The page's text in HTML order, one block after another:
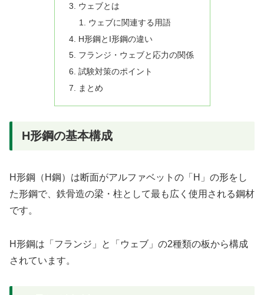
ウェブとは
ウェブに関連する用語
H形鋼とI形鋼の違い
フランジ・ウェブと応力の関係
試験対策のポイント
まとめ
H形鋼の基本構成
H形鋼（H鋼）は断面がアルファベットの「H」の形をし
た形鋼で、鉄骨造の梁・柱として最も広く使用される鋼材
です。
H形鋼は「フランジ」と「ウェブ」の2種類の板から構成
されています。